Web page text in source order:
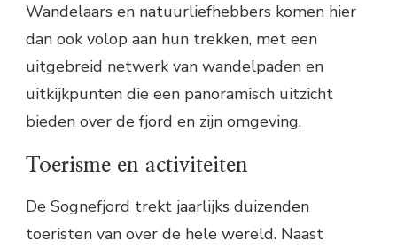
Wandelaars en natuurliefhebbers komen hier
dan ook volop aan hun trekken, met een
uitgebreid netwerk van wandelpaden en
uitkijkpunten die een panoramisch uitzicht
bieden over de fjord en zijn omgeving.
Toerisme en activiteiten
De Sognefjord trekt jaarlijks duizenden
toeristen van over de hele wereld. Naast